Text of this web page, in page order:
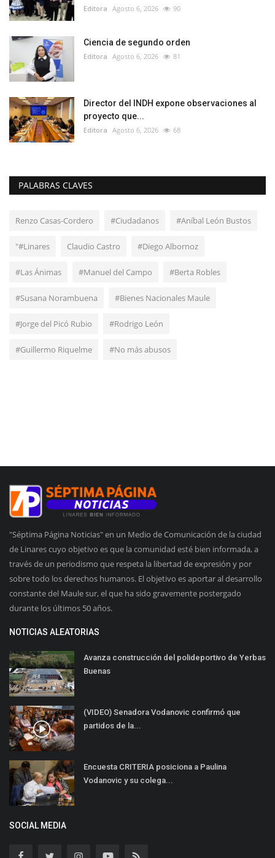
Editora Agosto 6, 2026 90
Ciencia de segundo orden
Editora Agosto 6, 2026 81
Director del INDH expone observaciones al
proyecto que...
Editora Agosto 6, 2026 68
PALABRAS CLAVES
Renzo Casas-Cordero #Ciudadanos #Aníbal León Bustos
"#Linares Claudio Castro #Diego Albornoz
#Las Ánimas #Manuel del Campo #Berta Robles
#Susana Norambuena #Bienes Nacionales Maule
#Jorge del Picó Rubio #Rodrigo León
#Guillermo Riquelme #No más abusos
"Séptima Página Noticias" en un Medio de Comunicación de la ciudad
de Linares cuyo objetivo es que la comunidad esté bien informada, a
través de un periodismo que respeta la libertad de expresión y por
sobre todo los derechos humanos. El objetivo es aportar al desarrollo
constante del Maule sur, el que ha sido gravemente postergado
durante los últimos 50 años.
NOTICIAS ALEATORIAS
Avanza construcción del polideportivo de Yerbas
Buenas
(VIDEO) Senadora Vodanovic confirmó que
partidos de la...
Encuesta CRITERIA posiciona a Paulina
Vodanovic y su colega...
SOCIAL MEDIA